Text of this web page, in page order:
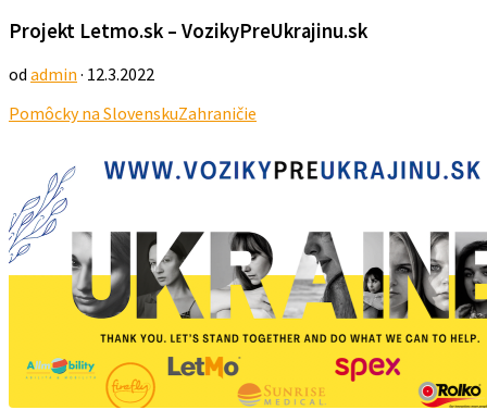
Projekt Letmo.sk – VozikyPreUkrajinu.sk
od admin · 12.3.2022
Pomôcky na SlovenskuZahraničie